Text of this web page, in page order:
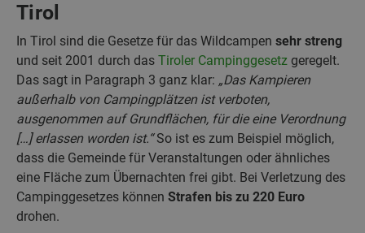
Tirol
In Tirol sind die Gesetze für das Wildcampen sehr streng
und seit 2001 durch das Tiroler Campinggesetz geregelt.
Das sagt in Paragraph 3 ganz klar: „Das Kampieren
außerhalb von Campingplätzen ist verboten,
ausgenommen auf Grundflächen, für die eine Verordnung
[…] erlassen worden ist.“So ist es zum Beispiel möglich,
dass die Gemeinde für Veranstaltungen oder ähnliches
eine Fläche zum Übernachten frei gibt. Bei Verletzung des
Campinggesetzes können Strafen bis zu 220 Euro
drohen.